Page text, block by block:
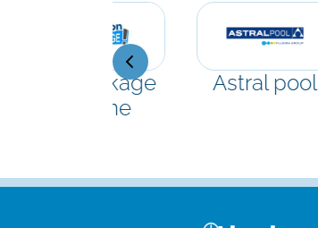
Déstockage
piscine
Astral pool